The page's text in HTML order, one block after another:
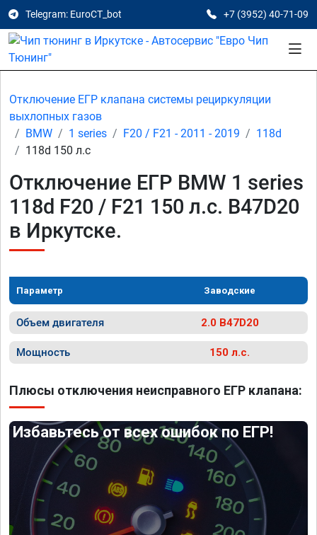
Telegram: EuroCT_bot +7 (3952) 40-71-09
Отключение ЕГР клапана системы рециркуляции
выхлопных газов
BMW
1 series F20 / F21 - 2011 - 2019
118d
118d 150 л.с
Отключение ЕГР BMW 1 series
118d F20 / F21 150 л.с. B47D20
в Иркутске.
Параметр Заводские
Объем двигателя 2.0 B47D20
Мощность 150 л.с.
Плюсы отключения неисправного ЕГР клапана:
Избавьтесь от всех ошибок по ЕГР!